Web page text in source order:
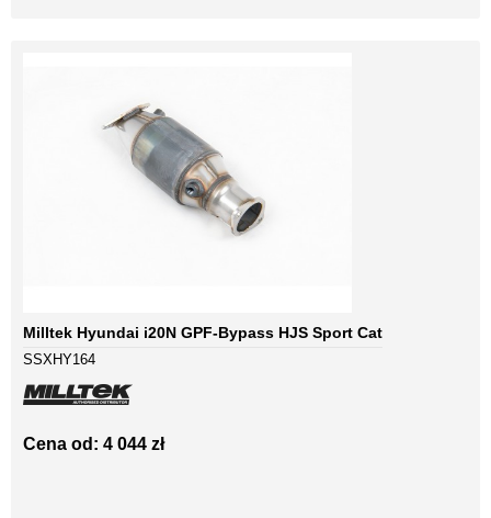
Milltek Hyundai i20N GPF-Bypass HJS Sport Cat
SSXHY164
Cena od: 4 044 zł